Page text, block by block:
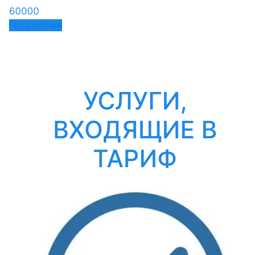
60000
Подробнее
УСЛУГИ,
ВХОДЯЩИЕ В
ТАРИФ